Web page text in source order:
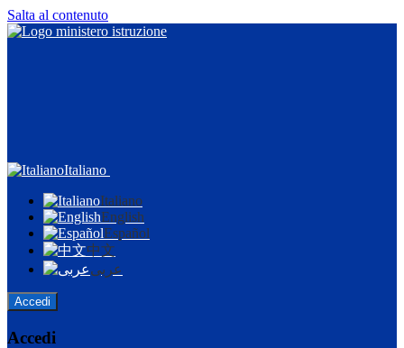
Salta al contenuto
Italiano
Italiano
English
Español
中文
عربى
Accedi
Accedi